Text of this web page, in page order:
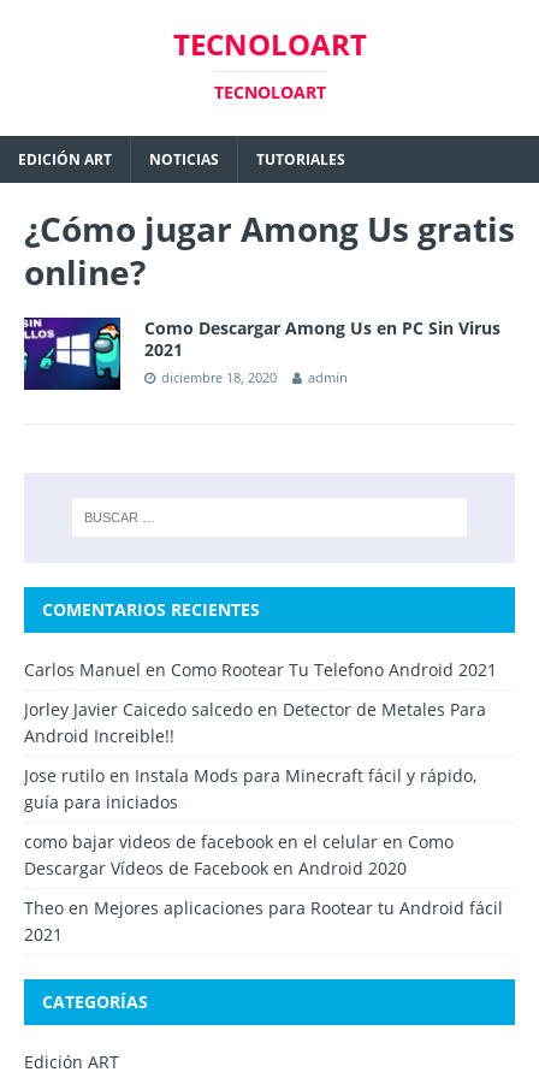
TECNOLOART
TECNOLOART
EDICIÓN ART NOTICIAS TUTORIALES
¿Cómo jugar Among Us gratis
online?
Como Descargar Among Us en PC Sin Virus
2021
diciembre 18, 2020 admin
COMENTARIOS RECIENTES
Carlos Manuel en Como Rootear Tu Telefono Android 2021
Jorley Javier Caicedo salcedo en Detector de Metales Para
Android Increible!!
Jose rutilo en Instala Mods para Minecraft fácil y rápido,
guía para iniciados
como bajar videos de facebook en el celular en Como
Descargar Vídeos de Facebook en Android 2020
Theo en Mejores aplicaciones para Rootear tu Android fácil
2021
CATEGORÍAS
Edición ART